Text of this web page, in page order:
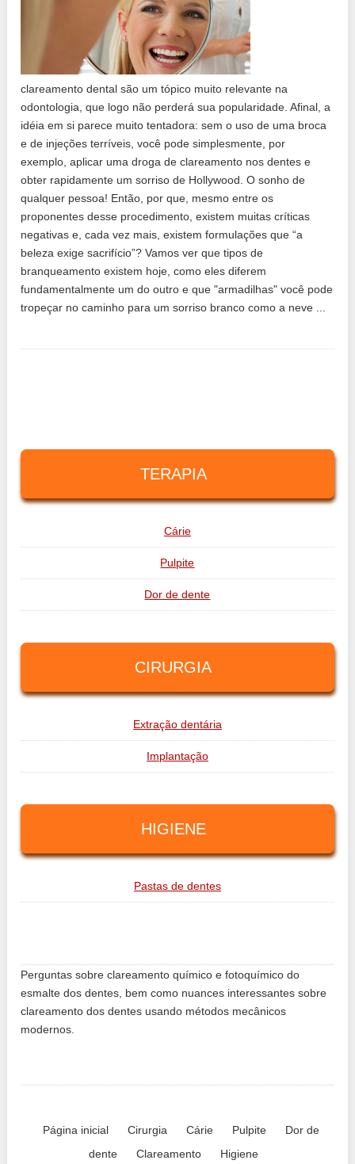
clareamento dental são um tópico muito relevante na
odontologia, que logo não perderá sua popularidade. Afinal, a
idéia em si parece muito tentadora: sem o uso de uma broca
e de injeções terríveis, você pode simplesmente, por
exemplo, aplicar uma droga de clareamento nos dentes e
obter rapidamente um sorriso de Hollywood. O sonho de
qualquer pessoa! Então, por que, mesmo entre os
proponentes desse procedimento, existem muitas críticas
negativas e, cada vez mais, existem formulações que “a
beleza exige sacrifício”? Vamos ver que tipos de
branqueamento existem hoje, como eles diferem
fundamentalmente um do outro e que "armadilhas" você pode
tropeçar no caminho para um sorriso branco como a neve ...
TERAPIA
Cárie
Pulpite
Dor de dente
CIRURGIA
Extração dentária
Implantação
HIGIENE
Pastas de dentes
Perguntas sobre clareamento químico e fotoquímico do
esmalte dos dentes, bem como nuances interessantes sobre
clareamento dos dentes usando métodos mecânicos
modernos.
Página inicial Cirurgia Cárie Pulpite
Dor de
dente
Clareamento Higiene